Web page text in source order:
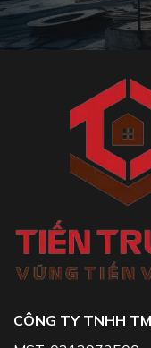
CÔNG TY TNHH